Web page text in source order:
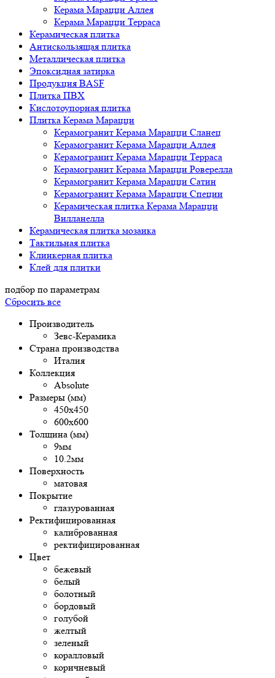
Керама Марацци Аллея
Керама Марацци Терраса
Керамическая плитка
Антискользящая плитка
Металлическая плитка
Эпоксидная затирка
Продукция BASF
Плитка ПВХ
Кислотоупорная плитка
Плитка Керама Марацци
Керамогранит Керама Марацци Сланец
Керамогранит Керама Марацци Аллея
Керамогранит Керама Марацци Терраса
Керамогранит Керама Марацци Роверелла
Керамогранит Керама Марацци Сатин
Керамогранит Керама Марацци Специи
Керамическая плитка Керама Марацци
Вилланелла
Керамическая плитка мозаика
Тактильная плитка
Клинкерная плитка
Клей для плитки
подбор по параметрам
Сбросить все
Производитель
Зевс-Керамика
Страна производства
Италия
Коллекция
Absolute
Размеры (мм)
450х450
600х600
Толщина (мм)
9мм
10.2мм
Поверхность
матовая
Покрытие
глазурованная
Ректифицированная
калиброванная
ректифицированная
Цвет
бежевый
белый
болотный
бордовый
голубой
желтый
зеленый
коралловый
коричневый